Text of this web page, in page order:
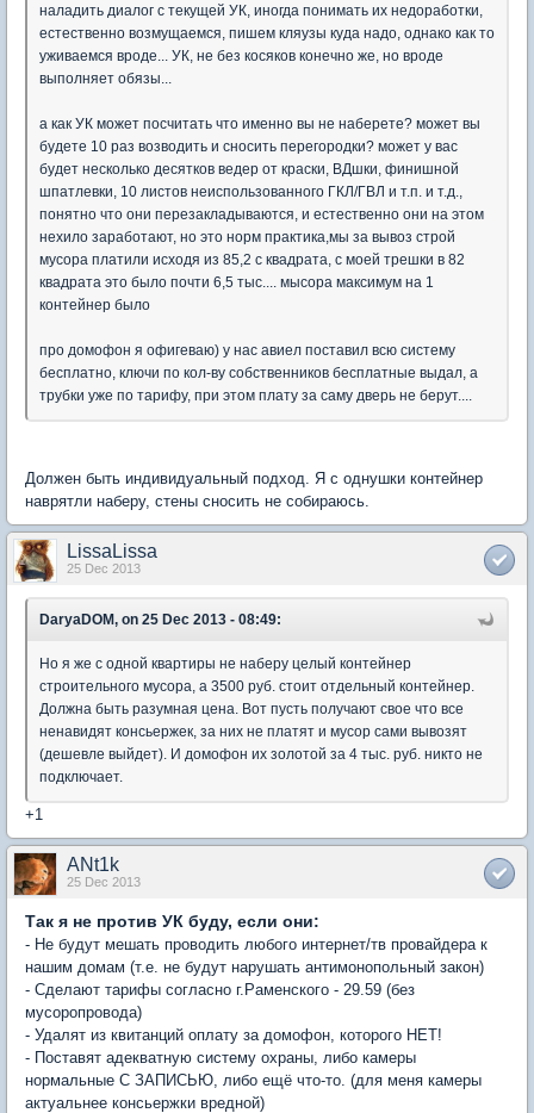
наладить диалог с текущей УК, иногда понимать их недоработки,
естественно возмущаемся, пишем кляузы куда надо, однако как то
уживаемся вроде... УК, не без косяков конечно же, но вроде
выполняет обязы...
а как УК может посчитать что именно вы не наберете? может вы
будете 10 раз возводить и сносить перегородки? может у вас
будет несколько десятков ведер от краски, ВДшки, финишной
шпатлевки, 10 листов неиспользованного ГКЛ/ГВЛ и т.п. и т.д.,
понятно что они перезакладываются, и естественно они на этом
нехило заработают, но это норм практика,мы за вывоз строй
мусора платили исходя из 85,2 с квадрата, с моей трешки в 82
квадрата это было почти 6,5 тыс.... мысора максимум на 1
контейнер было
про домофон я офигеваю) у нас авиел поставил всю систему
бесплатно, ключи по кол-ву собственников бесплатные выдал, а
трубки уже по тарифу, при этом плату за саму дверь не берут....
Должен быть индивидуальный подход. Я с однушки контейнер
наврятли наберу, стены сносить не собираюсь.
LissaLissa
25 Dec 2013
DaryaDOM, on 25 Dec 2013 - 08:49:
Но я же с одной квартиры не наберу целый контейнер
строительного мусора, а 3500 руб. стоит отдельный контейнер.
Должна быть разумная цена. Вот пусть получают свое что все
ненавидят консьержек, за них не платят и мусор сами вывозят
(дешевле выйдет). И домофон их золотой за 4 тыс. руб. никто не
подключает.
+1
ANt1k
25 Dec 2013
Так я не против УК буду, если они:
- Не будут мешать проводить любого интернет/тв провайдера к
нашим домам (т.е. не будут нарушать антимонопольный закон)
- Сделают тарифы согласно г.Раменского - 29.59 (без
мусоропровода)
- Удалят из квитанций оплату за домофон, которого НЕТ!
- Поставят адекватную систему охраны, либо камеры
нормальные С ЗАПИСЬЮ, либо ещё что-то. (для меня камеры
актуальнее консьержки вредной)